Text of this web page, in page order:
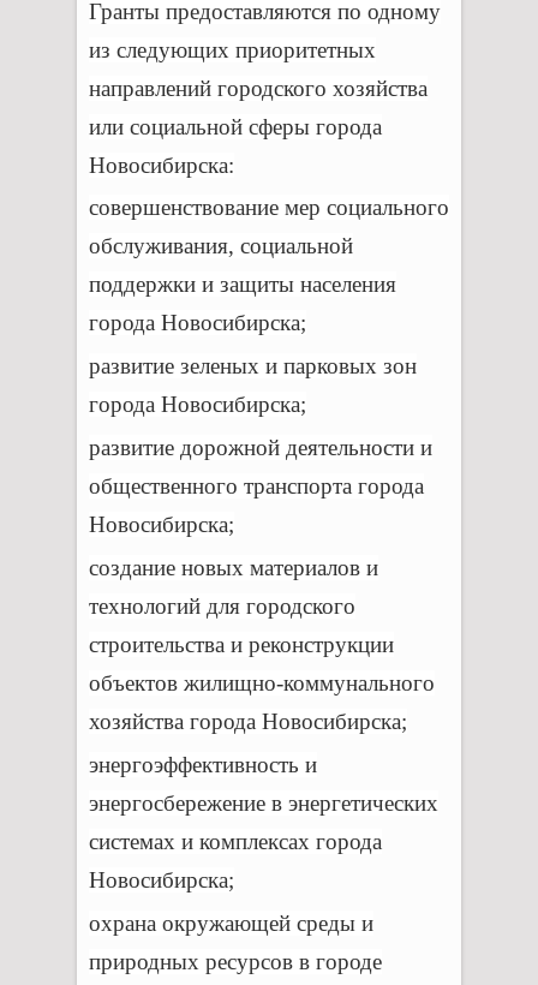
Гранты предоставляются по одному
из следующих приоритетных
направлений городского хозяйства
или социальной сферы города
Новосибирска:
совершенствование мер социального
обслуживания, социальной
поддержки и защиты населения
города Новосибирска;
развитие зеленых и парковых зон
города Новосибирска;
развитие дорожной деятельности и
общественного транспорта города
Новосибирска;
создание новых материалов и
технологий для городского
строительства и реконструкции
объектов жилищно-коммунального
хозяйства города Новосибирска;
энергоэффективность и
энергосбережение в энергетических
системах и комплексах города
Новосибирска;
охрана окружающей среды и
природных ресурсов в городе